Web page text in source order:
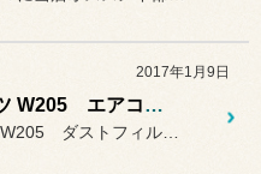
2017年1月9日
メルセデス･ベンツ W205 エアコンフィルター交換♪
メルセデスCクラス W205 ダストフィルター（＾＾）